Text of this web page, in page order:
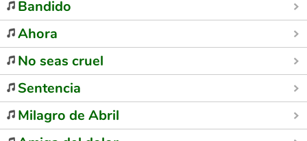
Bandido
Ahora
No seas cruel
Sentencia
Milagro de Abril